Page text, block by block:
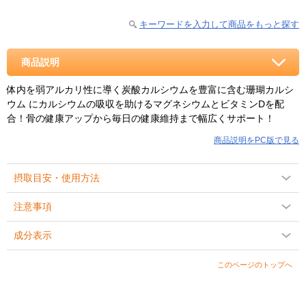
キーワードを入力して商品をもっと探す
商品説明
体内を弱アルカリ性に導く炭酸カルシウムを豊富に含む珊瑚カルシ
ウム にカルシウムの吸収を助けるマグネシウムとビタミンDを配
合！骨の健康アップから毎日の健康維持まで幅広くサポート！
商品説明をPC版で見る
摂取目安・使用方法
注意事項
成分表示
このページのトップへ